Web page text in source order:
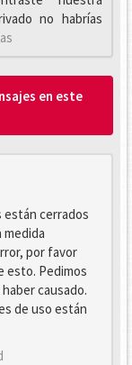
no habrías
en este
están cerrados
por favor
esto. Pedimos
causado.
de uso están